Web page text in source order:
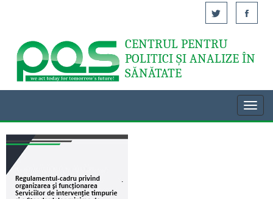
Acasă
CENTRUL PENTRU
POLITICI ȘI ANALIZE ÎN
SĂNĂTATE